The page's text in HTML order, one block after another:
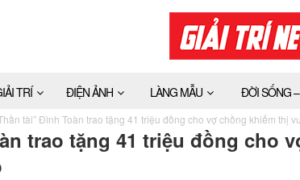
TRÍ ĐIỆN ẢNH LÀNG MẪU ĐỜI SỐNG
tài” Đình Toàn trao tặng 41 triệu đồng cho vợ chồng khiếm thị
trao tặng 41 triệu đồng cho